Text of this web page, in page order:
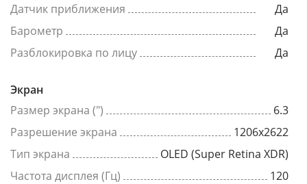
Датчик приближения
Да
Барометр
Да
Разблокировка по лицу
Да
Экран
Размер экрана (")
6.3
Разрешение экрана
1206x2622
Тип экрана
OLED (Super Retina XDR)
Частота дисплея (Гц)
120